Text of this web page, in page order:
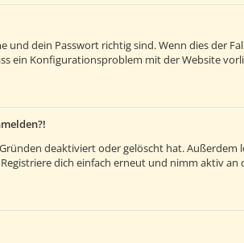
und dein Passwort richtig sind. Wenn dies der
ein Konfigurationsproblem mit der Website
deaktiviert oder gelöscht hat. Außerdem
dich einfach erneut und nimm aktiv an